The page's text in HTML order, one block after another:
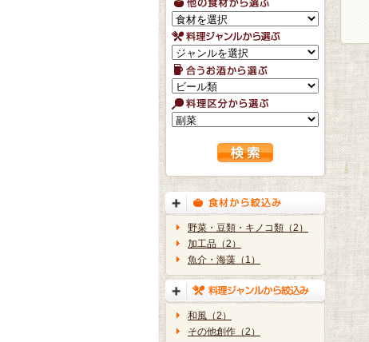
野菜・豆類・キノコ類（2）
加工品（2）
魚介・海藻（1）
和風（2）
その他創作（2）